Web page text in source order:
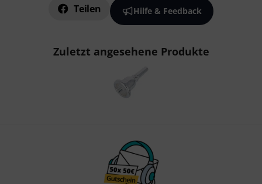
Teilen Hilfe & Feedback
Zuletzt angesehene Produkte